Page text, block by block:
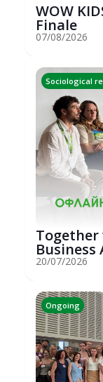
WOW
Finale
07/08/2026
Sociological
Business
hosted
20/07/2026
Ongoing